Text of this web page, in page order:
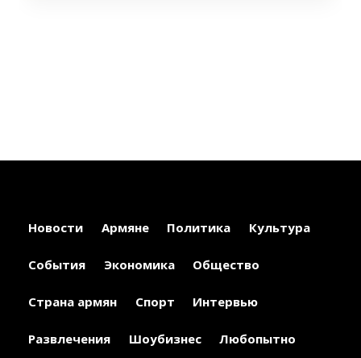
Новости Армяне Политика Культура
События Экономика Общество
Страна армян Спорт Интервью
Развлечения Шоубизнес Любопытно